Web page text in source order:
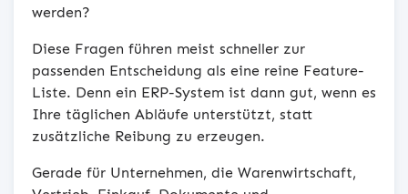
werden?
Diese Fragen führen meist schneller zur
passenden Entscheidung als eine reine Feature-
Liste. Denn ein ERP-System ist dann gut, wenn es
Ihre täglichen Abläufe unterstützt, statt
zusätzliche Reibung zu erzeugen.
Gerade für Unternehmen, die Warenwirtschaft,